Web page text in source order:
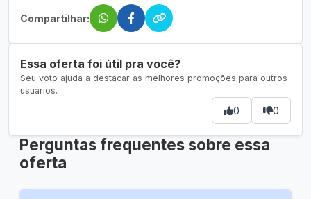
Compartilhar:
Essa oferta foi útil pra você?
Seu voto ajuda a destacar as melhores promoções para outros
usuários.
0 0
Perguntas frequentes sobre essa
oferta